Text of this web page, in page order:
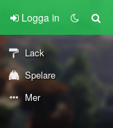
Logga in
Lack
Spelare
Mer